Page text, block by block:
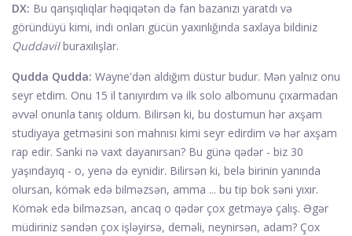
DX: Bu qarışıqlıqlar həqiqətən də fan bazanızı yaratdı və
göründüyü kimi, indi onları gücün yaxınlığında saxlaya bildiniz
Quddavilburaxılışlar.
Qudda Qudda: Wayne'dən aldığım düstur budur. Mən yalnız onu
seyr etdim. Onu 15 il tanıyırdım və ilk solo albomunu çıxarmadan
əvvəl onunla tanış oldum. Bilirsən ki, bu dostumun hər axşam
studiyaya getməsini son mahnısı kimi seyr edirdim və hər axşam
rap edir. Sanki nə vaxt dayanırsan? Bu günə qədər - biz 30
yaşındayıq - o, yenə də eynidir. Bilirsən ki, belə birinin yanında
olursan, kömək edə bilməzsən, amma ... bu tip bok səni yıxır.
Kömək edə bilməzsən, ancaq o qədər çox getməyə çalış. Əgər
müdiriniz səndən çox işləyirsə, deməli, neynirsən, adam? Çox